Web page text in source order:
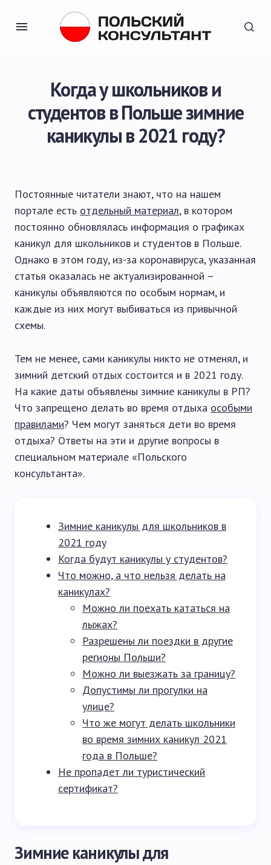
Когда у школьников и
студентов в Польше зимние
каникулы в 2021 году?
Постоянные читатели знают, что на нашем
портале есть отдельный материал, в котором
постоянно обновлялась информация о графиках
каникул для школьников и студентов в Польше.
Однако в этом году, из-за коронавируса, указанная
статья оказалась не актуализированной –
каникулы объявляются по особым нормам, и
каждые из них могут выбиваться из привычной
схемы.
Тем не менее, сами каникулы никто не отменял, и
зимний детский отдых состоится и в 2021 году.
На какие даты объявлены зимние каникулы в РП?
Что запрещено делать во время отдыха особыми
правилами? Чем могут заняться дети во время
отдыха? Ответы на эти и другие вопросы в
специальном материале «Польского
консультанта».
Зимние каникулы для школьников в
2021 году
Когда будут каникулы у студентов?
Что можно, а что нельзя делать на
каникулах?
Можно ли поехать кататься на
лыжах?
Разрешены ли поездки в другие
регионы Польши?
Можно ли выезжать за границу?
Допустимы ли прогулки на
улице?
Что же могут делать школьники
во время зимних каникул 2021
года в Польше?
Не пропадет ли туристический
сертификат?
Зимние каникулы для